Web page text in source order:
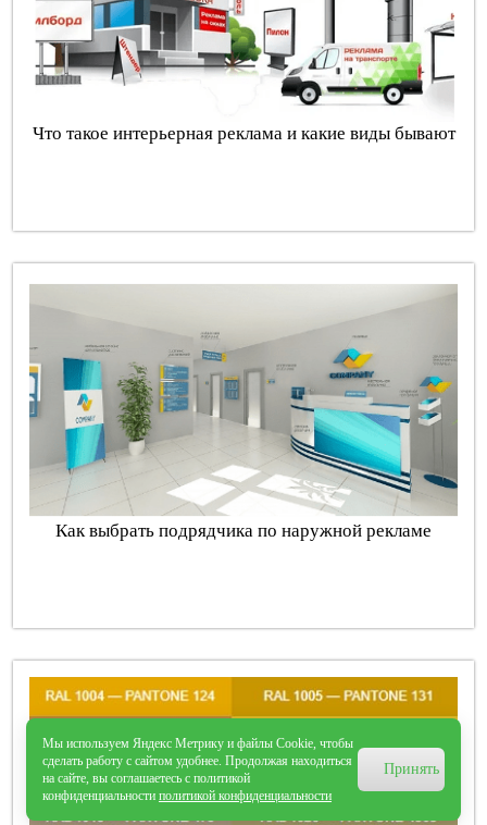
Что такое интерьерная реклама и какие виды бывают
Как выбрать подрядчика по наружной рекламе
Мы используем Яндекс Метрику и файлы Cookie, чтобы
сделать работу с сайтом удобнее. Продолжая находиться
на сайте, вы соглашаетесь с политикой
конфиденциальности политикой конфиденциальности
Принять